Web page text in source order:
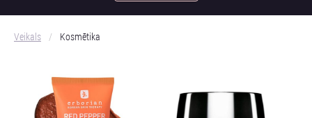
Veikals Kosmētika